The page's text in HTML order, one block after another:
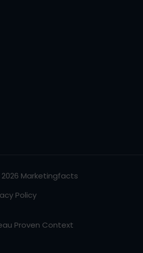
Marketingfacts
Policy
Proven Context